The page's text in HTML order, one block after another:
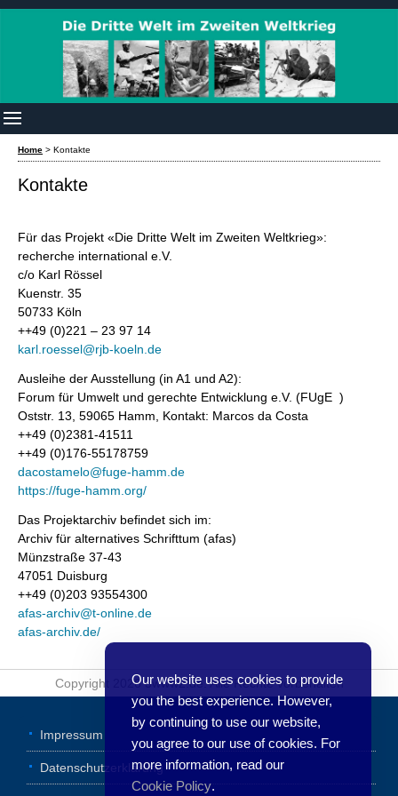
Home > Kontakte
Kontakte
Für das Projekt «Die Dritte Welt im Zweiten Weltkrieg»:
recherche international e.V.
c/o Karl Rössel
Kuenstr. 35
50733 Köln
++49 (0)221 – 23 97 14
karl.roessel@rjb-koeln.de
Ausleihe der Ausstellung (in A1 und A2):
Forum für Umwelt und gerechte Entwicklung e.V. (FUgE )
Oststr. 13, 59065 Hamm, Kontakt: Marcos da Costa
++49 (0)2381-41511
++49 (0)176-55178759
dacostamelo@fuge-hamm.de
https://fuge-hamm.org/
Das Projektarchiv befindet sich im:
Archiv für alternatives Schrifttum (afas)
Münzstraße 37-43
47051 Duisburg
++49 (0)203 93554300
afas-archiv@t-online.de
afas-archiv.de/
Copyright 2026 3www2.de. Alle Rechte vorbehalten
Impressum
Datenschutzerklärung
Our website uses cookies to provide
you the best experience. However,
by continuing to use our website,
you agree to our use of cookies. For
more information, read our
Cookie Policy.